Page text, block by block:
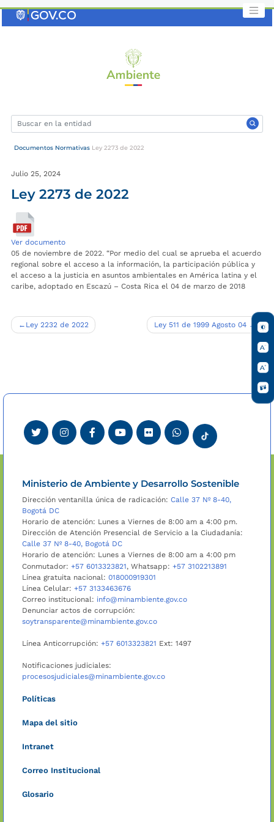
Documentos Normativas Ley 2273 de 2022
Julio 25, 2024
Ley 2273 de 2022
Ver documento
05 de noviembre de 2022. “Por medio del cual se aprueba el acuerdo
regional sobre el acceso a la información, la participación pública y
el acceso a la justicia en asuntos ambientales en América latina y el
caribe, adoptado en Escazú – Costa Rica el 04 de marzo de 2018
Navegación
Ley 2232 de 2022 Ley 511 de 1999 Agosto 04
Ministerio de Ambiente y Desarrollo Sostenible
Dirección ventanilla única de radicación: Calle 37 Nº 8-40,
Bogotá DC
Horario de atención: Lunes a Viernes de 8:00 am a 4:00 pm.
Dirección de Atención Presencial de Servicio a la Ciudadanía:
Calle 37 Nº 8-40, Bogotá DC
Horario de atención: Lunes a Viernes de 8:00 am a 4:00 pm
Conmutador: +57 6013323821, Whatsapp: +57 3102213891
Línea gratuita nacional: 018000919301
Línea Celular: +57 3133463676
Correo institucional: info@minambiente.gov.co
Denunciar actos de corrupción:
soytransparente@minambiente.gov.co
Línea Anticorrupción: +57 6013323821 Ext: 1497
Notificaciones judiciales:
procesosjudiciales@minambiente.gov.co
Políticas
Mapa del sitio
Intranet
Correo Institucional
Glosario